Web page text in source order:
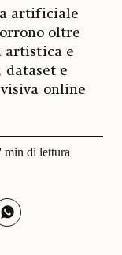
artificiale
oltre
artistica e
dataset e
online
min di lettura